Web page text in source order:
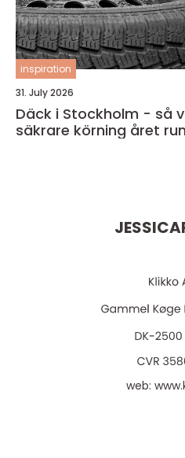
inspiration
31. July 2026
Däck i Stockholm - så
säkrare körning året
web: